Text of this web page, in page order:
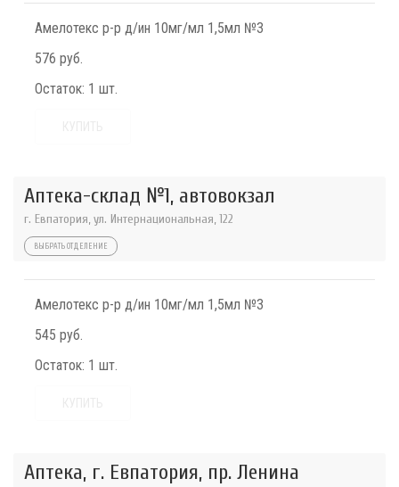
Амелотекс р-р д/ин 10мг/мл 1,5мл №3
576 руб.
Остаток: 1 шт.
Аптека-склад №1, автовокзал
г. Евпатория, ул. Интернациональная, 122
ВЫБРАТЬ ОТДЕЛЕНИЕ
Амелотекс р-р д/ин 10мг/мл 1,5мл №3
545 руб.
Остаток: 1 шт.
Аптека, г. Евпатория, пр. Ленина